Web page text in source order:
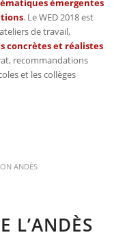
émergentes
. Le WED 2018 est
de travail,
concrètes et réalistes
recommandations
et les collèges
ANDÈS
L’ANDÈS